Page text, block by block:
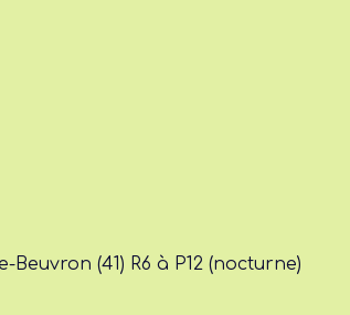
Beuvron (41) R6 à P12 (nocturne)